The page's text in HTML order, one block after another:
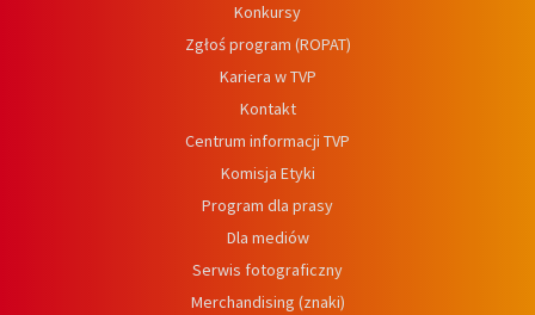
Konkursy
Zgłoś program (ROPAT)
Kariera w TVP
Kontakt
Centrum informacji TVP
Komisja Etyki
Program dla prasy
Dla mediów
Serwis fotograficzny
Merchandising (znaki)